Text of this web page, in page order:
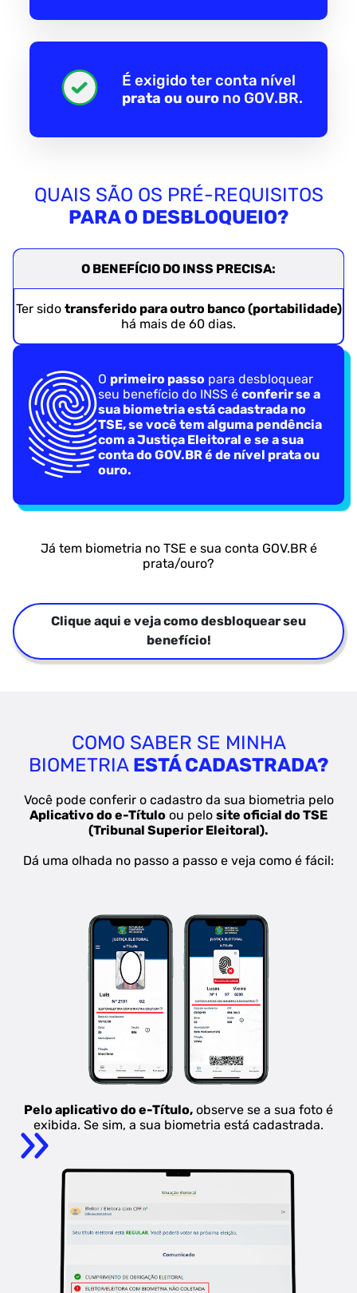
É exigido ter conta nível
prata ou ourono GOV.BR.
QUAIS SÃO OS PRÉ-REQUISITOS
PARA O DESBLOQUEIO?
O BENEFÍCIO DO INSS PRECISA:
Ter sido transferido para outro banco (portabilidade)
há mais de 60 dias.
O primeiro passopara desbloquear
seu benefício do INSS é conferir se a
sua biometria está cadastrada no
TSE, se você tem alguma pendência
com a Justiça Eleitoral e se a sua
conta do GOV.BR é de nível prata ou
ouro.
Já tem biometria no TSE e sua conta GOV.BR é
prata/ouro?
Clique aqui e veja como desbloquear seu
benefício!
COMO SABER SE MINHA
BIOMETRIA ESTÁ CADASTRADA?
Você pode conferir o cadastro da sua biometria pelo
Aplicativo doe-Título ou pelo site oficial do TSE
(Tribunal Superior Eleitoral).
Dá uma olhada no passo a passo e veja como é fácil:
Pelo aplicativo do e-Título, observe se a sua foto é
exibida. Se sim, a sua biometria está cadastrada.